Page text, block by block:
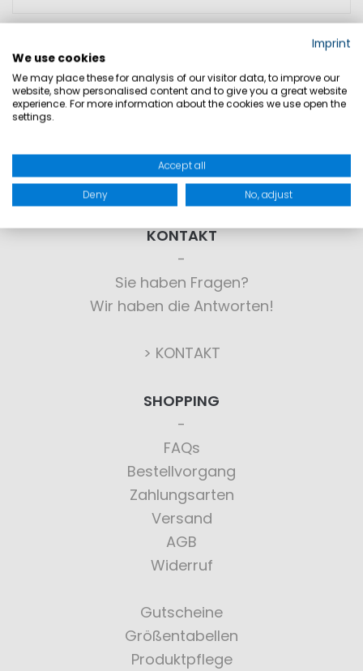
KONTAKT
Sie haben Fragen?
Wir haben die Antworten!
> KONTAKT
SHOPPING
FAQs
Bestellvorgang
Zahlungsarten
Versand
AGB
Widerruf
Gutscheine
Größentabellen
Produktpflege
Imprint
We use cookies
We may place these for analysis of our visitor data, to improve our
website, show personalised content and to give you a great website
experience. For more information about the cookies we use open the
settings.
Accept all
Deny No, adjust